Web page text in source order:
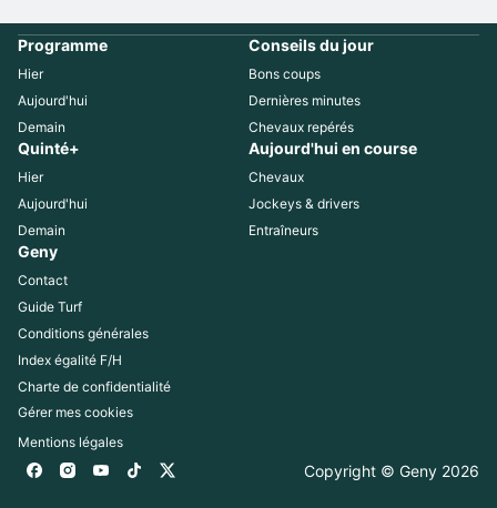
Programme
Hier
Aujourd'hui
Demain
Conseils du jour
Bons coups
Dernières minutes
Chevaux repérés
Quinté+
Hier
Aujourd'hui
Demain
Aujourd'hui en course
Chevaux
Jockeys & drivers
Entraîneurs
Geny
Contact
Guide Turf
Conditions générales
Index égalité F/H
Charte de confidentialité
Gérer mes cookies
Mentions légales
Copyright © Geny 2026